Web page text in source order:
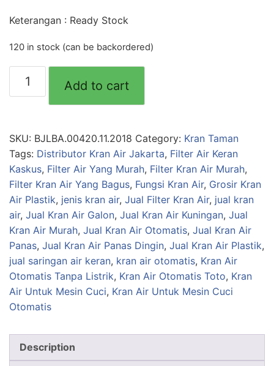
Keterangan : Ready Stock
120 in stock (can be backordered)
Jumbo
HSG
(51)
quantity
Add to cart
SKU: BJLBA.00420.11.2018 Category: Kran Taman
Tags: Distributor Kran Air Jakarta, Filter Air Keran
Kaskus, Filter Air Yang Murah, Filter Kran Air Murah,
Filter Kran Air Yang Bagus, Fungsi Kran Air, Grosir Kran
Air Plastik, jenis kran air, Jual Filter Kran Air, jual kran
air, Jual Kran Air Galon, Jual Kran Air Kuningan, Jual
Kran Air Murah, Jual Kran Air Otomatis, Jual Kran Air
Panas, Jual Kran Air Panas Dingin, Jual Kran Air Plastik,
jual saringan air keran, kran air otomatis, Kran Air
Otomatis Tanpa Listrik, Kran Air Otomatis Toto, Kran
Air Untuk Mesin Cuci, Kran Air Untuk Mesin Cuci
Otomatis
Description